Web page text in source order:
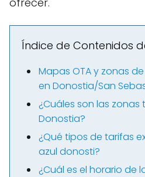
Índice de Contenidos
Mapas OTA y zonas
en Donostia/San
¿Cuáles son las zonas
Donostia?
¿Qué tipos de tarifas
azul donosti?
¿Cuál es el horario de